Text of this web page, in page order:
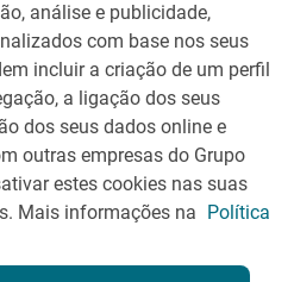
Ligações
Contacto
Sala de imprensa
Canal de ética e conformidade
análise e publicidade,
com base nos seus
incluir a criação de um perfil
a ligação dos seus
dos seus dados online e
outras empresas do Grupo
estes cookies nas suas
Mais informações na Política